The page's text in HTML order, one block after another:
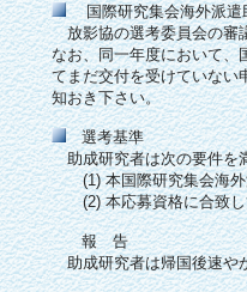
国際研究集会海外派遣
放影協の選考委員会の審
なお、同一年度において、
てまだ交付を受けていない
知おき下さい。
選考基準
助成研究者は次の要件を
(1) 本国際研究集会海外
(2) 本応募資格に合致し
報 告
助成研究者は帰国後速や